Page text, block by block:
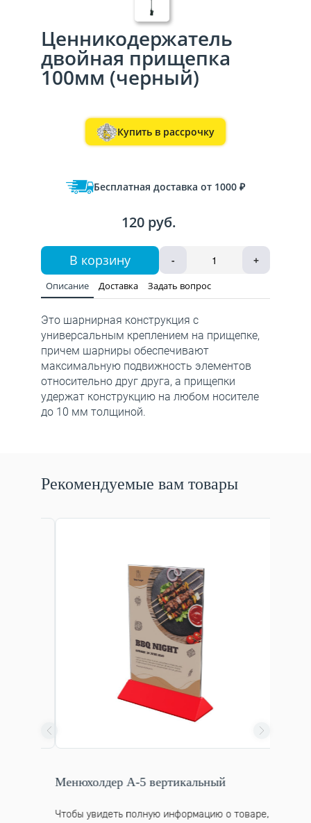
Ценникодержатель
двойная прищепка
100мм (черный)
120 руб.
В корзину - +
Купить в рассрочку
Бесплатная доставка от 1000 ₽
Описание Доставка Задать вопрос
Это шарнирная конструкция с
универсальным креплением на прищепке,
причем шарниры обеспечивают
максимальную подвижность элементов
относительно друг друга, а прищепки
удержат конструкцию на любом носителе
до 10 мм толщиной.
Рекомендуемые вам товары
Менюхолдер А-5 вертикальный
Чтобы увидеть полную информацию о товаре,